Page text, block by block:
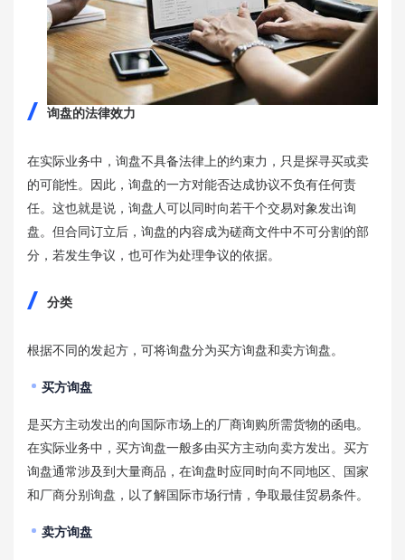
询盘的法律效力
在实际业务中，询盘不具备法律上的约束力，只是探寻买或卖
的可能性。因此，询盘的一方对能否达成协议不负有任何责
任。这也就是说，询盘人可以同时向若干个交易对象发出询
盘。但合同订立后，询盘的内容成为磋商文件中不可分割的部
分，若发生争议，也可作为处理争议的依据。
分类
根据不同的发起方，可将询盘分为买方询盘和卖方询盘。
买方询盘
是买方主动发出的向国际市场上的厂商询购所需货物的函电。
在实际业务中，买方询盘一般多由买方主动向卖方发出。买方
询盘通常涉及到大量商品，在询盘时应同时向不同地区、国家
和厂商分别询盘，以了解国际市场行情，争取最佳贸易条件。
卖方询盘